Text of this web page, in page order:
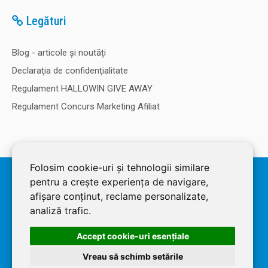
Folosim cookie-uri și tehnologii similare
pentru a crește experiența de navigare,
afișare conținut, reclame personalizate,
analiză trafic.
Accept cookie-uri esenţiale
Vreau să schimb setările
Comparaţie
Statie meteo cu ceas desteptator TFA S35.1065
Cod: SS35.1065 Descriere: Statie meteo cu afisaj pentru
temperatura / umiditate interioara, data, ora, ceas
achizitionat si prin SEAP. Caracteristici Functia min./max.
Legături
Blog - articole și noutăți
Declaraţia de confidenţialitate
Regulament HALLOWIN GIVE AWAY
Regulament Concurs Marketing Afiliat
© 2026 SOLDEC SRL, RO1822625, J12/4355/2005, Cap Social: 50.000
RON. Magazin dezvoltat de LiveCOM